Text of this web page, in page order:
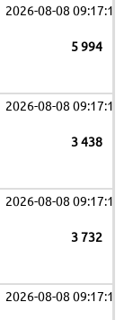
2026-08-08 09:17:19
5 994
2026-08-08 09:17:19
3 438
2026-08-08 09:17:19
3 732
2026-08-08 09:17:19